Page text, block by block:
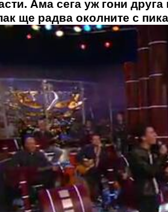
Ама сега уж гони
ще радва околните с